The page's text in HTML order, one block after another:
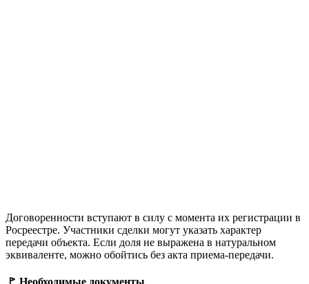
Договоренности вступают в силу с момента их регистрации в
Росреестре. Участники сделки могут указать характер
передачи объекта. Если доля не выражена в натуральном
эквиваленте, можно обойтись без акта приема-передачи.
🚩 Необходимые документы